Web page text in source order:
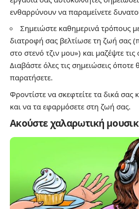
ενθαρρύνουν να παραμείνετε
Σημειώστε καθημερινά τρόπους
διατροφή σας βελτίωσε τη ζωή σας
στο στενό τζιν μου») και μαζέψτε τις
Διαβάστε όλες τις σημειώσεις όποτε
παρατήσετε.
Φροντίστε να σκεφτείτε τα δικά σας
και να τα εφαρμόσετε στη ζωή σας.
Ακούστε χαλαρωτική